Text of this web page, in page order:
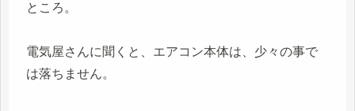
ところ。
電気屋さんに聞くと、エアコン本体は、少々の事で
は落ちません。